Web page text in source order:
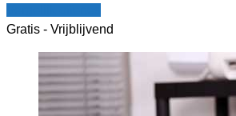
Gratis - Vrijblijvend